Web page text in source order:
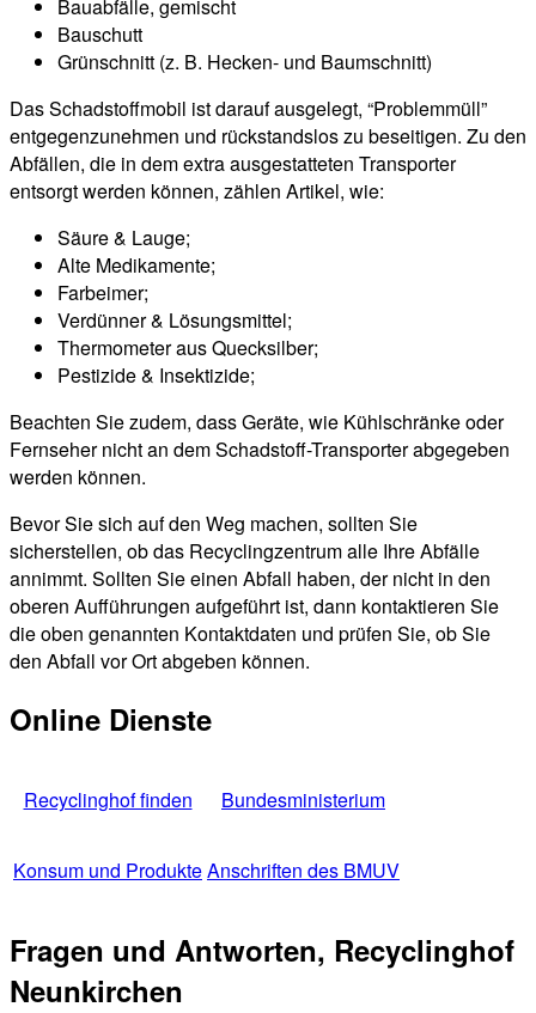
Bauabfälle, gemischt
Bauschutt
Grünschnitt (z. B. Hecken- und Baumschnitt)
Das Schadstoffmobil ist darauf ausgelegt, “Problemmüll”
entgegenzunehmen und rückstandslos zu beseitigen. Zu den
Abfällen, die in dem extra ausgestatteten Transporter
entsorgt werden können, zählen Artikel, wie:
Säure & Lauge;
Alte Medikamente;
Farbeimer;
Verdünner & Lösungsmittel;
Thermometer aus Quecksilber;
Pestizide & Insektizide;
Beachten Sie zudem, dass Geräte, wie Kühlschränke oder
Fernseher nicht an dem Schadstoff-Transporter abgegeben
werden können.
Bevor Sie sich auf den Weg machen, sollten Sie
sicherstellen, ob das Recyclingzentrum alle Ihre Abfälle
annimmt. Sollten Sie einen Abfall haben, der nicht in den
oberen Aufführungen aufgeführt ist, dann kontaktieren Sie
die oben genannten Kontaktdaten und prüfen Sie, ob Sie
den Abfall vor Ort abgeben können.
Online Dienste
Recyclinghof finden Bundesministerium
Konsum und ProdukteAnschriften des BMUV
Fragen und Antworten, Recyclinghof
Neunkirchen